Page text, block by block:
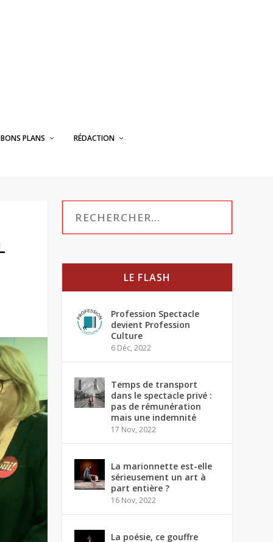
BONS PLANS RÉDACTION
LE FLASH
Profession Spectacle
devient Profession
Culture
6 Déc, 2022
Temps de transport
dans le spectacle privé :
pas de rémunération
mais une indemnité
17 Nov, 2022
La marionnette est-elle
sérieusement un art à
part entière ?
16 Nov, 2022
La poésie, ce gouffre